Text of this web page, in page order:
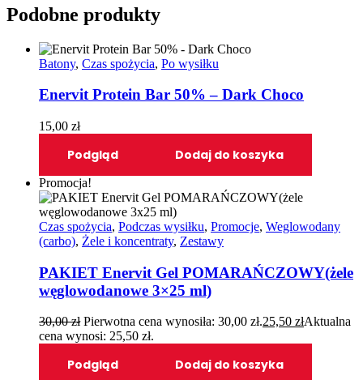
Podobne produkty
Batony, Czas spożycia, Po wysiłku
Enervit Protein Bar 50% – Dark Choco
15,00 zł
Podgląd Dodaj do koszyka
Promocja!
Czas spożycia, Podczas wysiłku, Promocje, Weglowodany
(carbo), Żele i koncentraty, Zestawy
PAKIET Enervit Gel POMARAŃCZOWY(żele
węglowodanowe 3×25 ml)
30,00zł Pierwotna cena wynosiła: 30,00 zł.25,50 złAktualna
cena wynosi: 25,50 zł.
Podgląd Dodaj do koszyka